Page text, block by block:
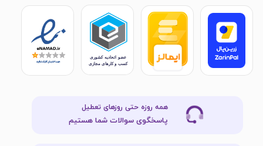
همه روزه حتی روزهای تعطیل
پاسخگوی سوالات شما هستیم